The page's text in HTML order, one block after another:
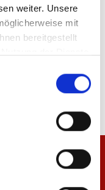
weiter. Unsere
mit
bereitgestellt
Kugelschreiber 3er-